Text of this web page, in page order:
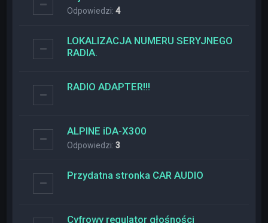
Odpowiedzi:4
LOKALIZACJA NUMERU SERYJNEGO
RADIA.
RADIO ADAPTER!!!
ALPINE iDA-X300
Odpowiedzi:3
Przydatna stronka CAR AUDIO
Cyfrowy regulator głośności